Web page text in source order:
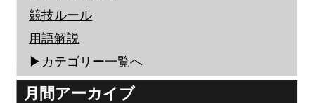
競技ルール
用語解説
▶︎カテゴリー一覧へ
月間アーカイブ